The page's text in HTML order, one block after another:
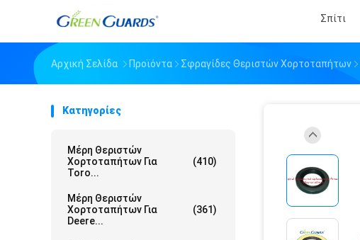
Σπίτι
Αρχική Σελίδα Προϊόντα Σφραγίδες Θεριστών Χορτοταπήτων
Κατηγορίες
Μέρη Θεριστών
Χορτοταπήτων Για
Toro...
(410)
Μέρη Θεριστών
Χορτοταπήτων Για
Deere...
(361)